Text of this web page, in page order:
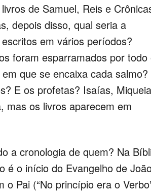
de Samuel, Reis e
depois disso, qual seria a
em vários períodos?
foram esparramados por todo
que se encaixa cada salmo?
E os profetas? Isaías,
mas os livros aparecem em
a cronologia de quem? Na
é o início do Evangelho de
Pai (“No princípio era o